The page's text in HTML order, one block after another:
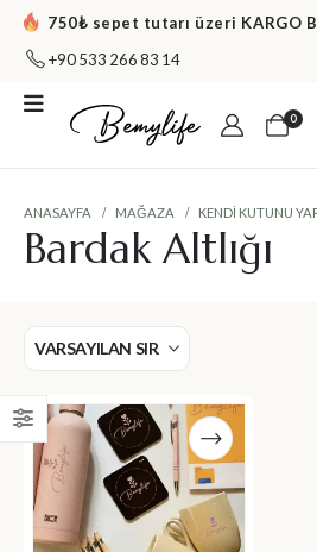
750₺ sepet tutarı üzeri KARGO
+90 533 266 83 14
0
ANASAYFA MAĞAZA KENDI KUTUNU
Bardak Altlığı